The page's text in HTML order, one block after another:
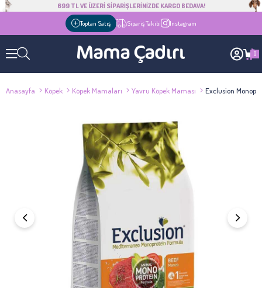
699 TL VE ÜZERİ SİPARİŞLERİNİZDE KARGO BEDAVA!
Toptan Satış Sipariş Takibi Instagram
0
Anasayfa Köpek Köpek Mamaları Yavru Köpek Maması